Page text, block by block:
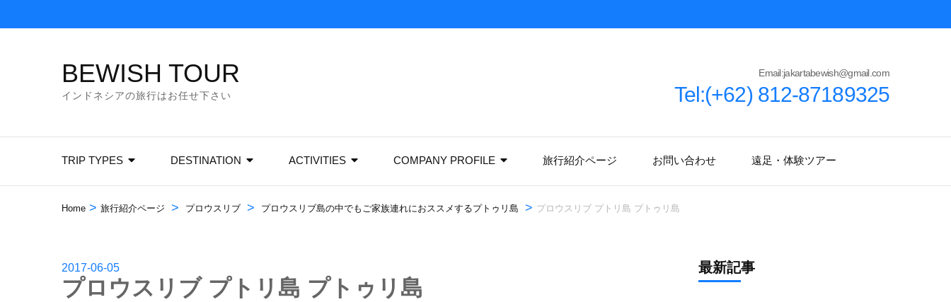
to
BEWISH TOUR
インドネシアの旅行はお任せ下さい
Email:jakartabewish@gmail.com
Tel:(+62) 812-87189325
TRIP TYPES DESTINATION ACTIVITIES COMPANY PROFILE 旅行紹介ページ お問い合わせ 遠足・体験ツアー
Home > 旅行紹介ページ > プロウスリブ > プロウスリブ島の中でもご家族連れにおススメするプトゥリ島 > プロウスリブ プトリ島 プトゥリ島
2017-06-05
プロウスリブ プトリ島 プトゥリ島
最新記事